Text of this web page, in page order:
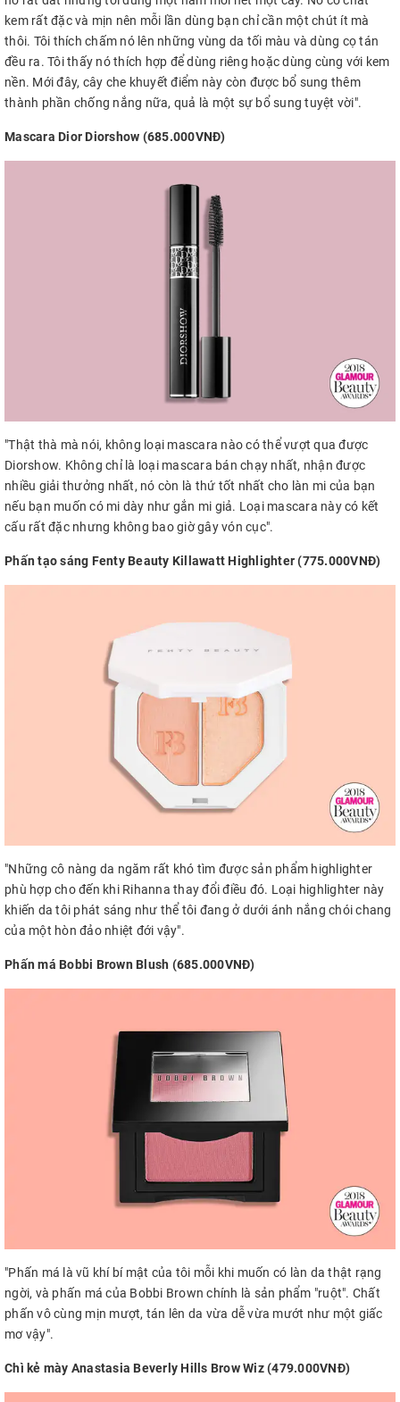
kem rất đặc và mịn nên mỗi lần dùng bạn chỉ cần một chút ít mà
thôi. Tôi thích chấm nó lên những vùng da tối màu và dùng cọ tán
đều ra. Tôi thấy nó thích hợp để dùng riêng hoặc dùng cùng với kem
nền. Mới đây, cây che khuyết điểm này còn được bổ sung thêm
thành phần chống nắng nữa, quả là một sự bổ sung tuyệt vời".
Mascara Dior Diorshow (685.000VNĐ)
"Thật thà mà nói, không loại mascara nào có thể vượt qua được
Diorshow. Không chỉ là loại mascara bán chạy nhất, nhận được
nhiều giải thưởng nhất, nó còn là thứ tốt nhất cho làn mi của bạn
nếu bạn muốn có mi dày như gắn mi giả. Loại mascara này có kết
cấu rất đặc nhưng không bao giờ gây vón cục".
Phấn tạo sáng Fenty Beauty Killawatt Highlighter (775.000VNĐ)
"Những cô nàng da ngăm rất khó tìm được sản phẩm highlighter
phù hợp cho đến khi Rihanna thay đổi điều đó. Loại highlighter này
khiến da tôi phát sáng như thể tôi đang ở dưới ánh nắng chói chang
của một hòn đảo nhiệt đới vậy".
Phấn má Bobbi Brown Blush (685.000VNĐ)
"Phấn má là vũ khí bí mật của tôi mỗi khi muốn có làn da thật rạng
ngời, và phấn má của Bobbi Brown chính là sản phẩm "ruột". Chất
phấn vô cùng mịn mượt, tán lên da vừa dễ vừa mướt như một giấc
mơ vậy".
Chì kẻ mày Anastasia Beverly Hills Brow Wiz (479.000VNĐ)